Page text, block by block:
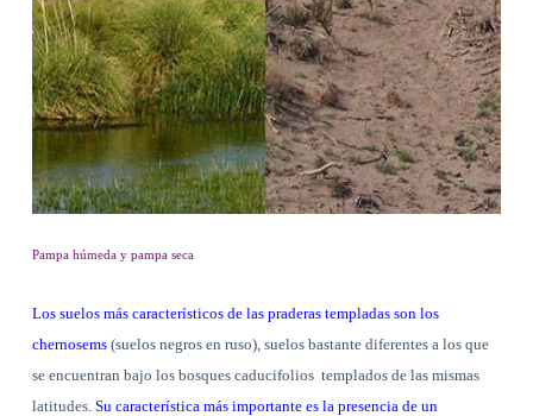
Pampa húmeda y pampa seca
Los suelos más característicos de las praderas templadas son los
chernosems(suelos negros en ruso), suelos bastante diferentes a los que
se encuentran bajo los bosques caducifolios templados de las mismas
latitudes. Su característica más importante es la presencia de un